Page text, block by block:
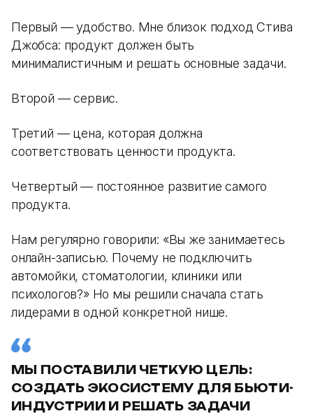
Первый — удобство. Мне близок подход Стива
Джобса: продукт должен быть
минималистичным и решать основные задачи.
Второй — сервис.
Третий — цена, которая должна
соответствовать ценности продукта.
Четвертый — постоянное развитие самого
продукта.
Нам регулярно говорили: «Вы же занимаетесь
онлайн-записью. Почему не подключить
автомойки, стоматологии, клиники или
психологов?» Но мы решили сначала стать
лидерами в одной конкретной нише.
МЫ ПОСТАВИЛИ ЧЕТКУЮ ЦЕЛЬ:
СОЗДАТЬ ЭКОСИСТЕМУ ДЛЯ БЬЮТИ-
ИНДУСТРИИ И РЕШАТЬ ЗАДАЧИ